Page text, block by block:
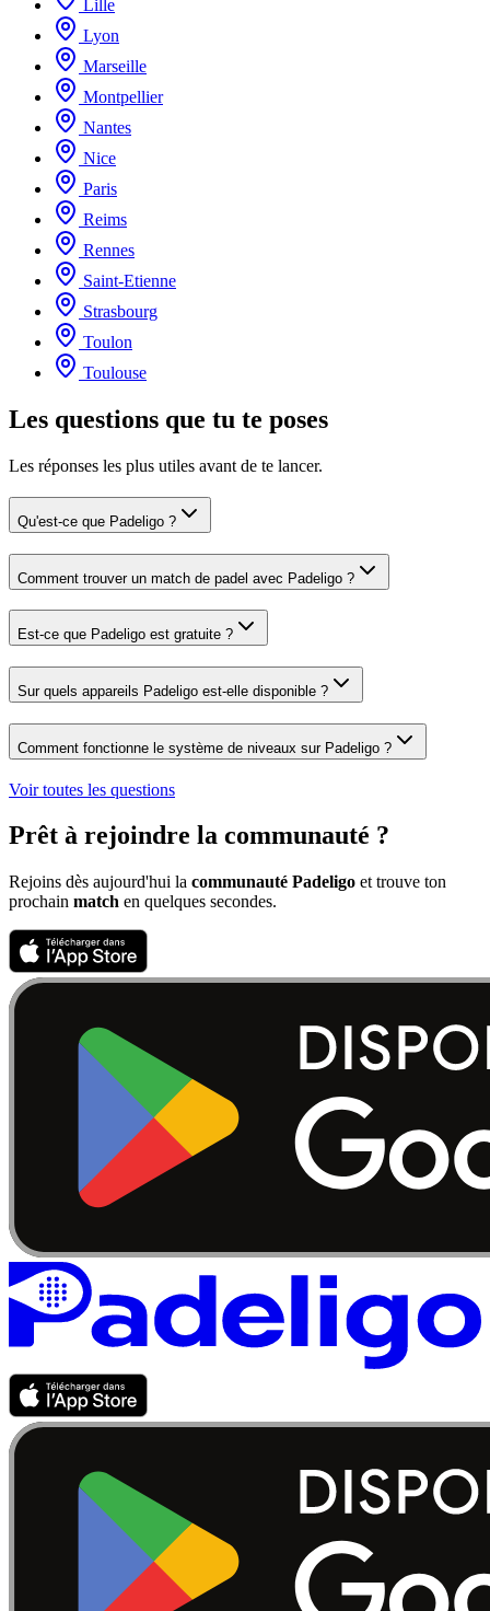
Lille
Lyon
Marseille
Montpellier
Nantes
Nice
Paris
Reims
Rennes
Saint-Etienne
Strasbourg
Toulon
Toulouse
Les questions que tu te poses
Les réponses les plus utiles avant de te lancer.
Qu'est-ce que Padeligo ?
Comment trouver un match de padel avec Padeligo ?
Est-ce que Padeligo est gratuite ?
Sur quels appareils Padeligo est-elle disponible ?
Comment fonctionne le système de niveaux sur Padeligo ?
Voir toutes les questions
Prêt à rejoindre la communauté ?
Rejoins dès aujourd'hui la communauté Padeligo et trouve ton
prochain match en quelques secondes.